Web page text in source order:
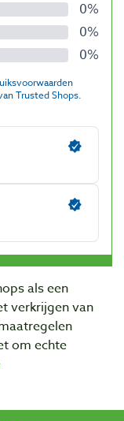
als een
verkrijgen van
om echte